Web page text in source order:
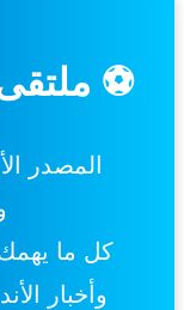
⚽ ملتقى
المصدر
كل ما يهمك من
وأخبار